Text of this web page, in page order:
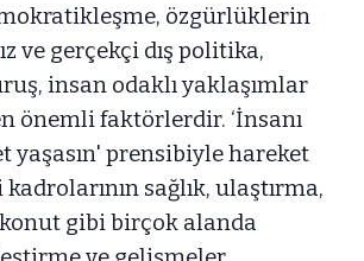
özgürlüklerin
ve gerçekçi dış politika,
insan odaklı yaklaşımlar
önemli faktörlerdir. ‘İnsanı
yaşasın' prensibiyle hareket
sağlık, ulaştırma,
gibi birçok alanda